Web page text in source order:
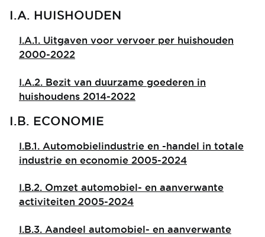
I.A. HUISHOUDEN
I.A.1. Uitgaven voor vervoer per huishouden
2000-2022
I.A.2. Bezit van duurzame goederen in
huishoudens 2014-2022
​​​I.B. ECONOMIE
I.B.1. Automobielindustrie en -handel in totale
industrie en economie 2005-2024
I.B.2. Omzet automobiel- en aanverwante
activiteiten 2005-2024
I.B.3. Aandeel automobiel- en aanverwante